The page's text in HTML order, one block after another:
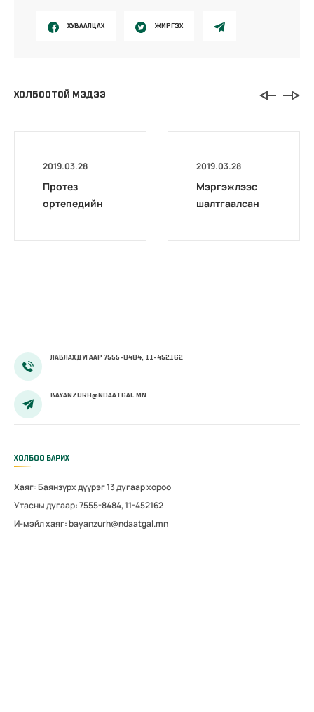
ХУВААЛЦАХ ЖИРГЭХ
ХОЛБООТОЙ МЭДЭЭ
2019.03.28
Протез
ортепедийн
2019.03.28
Мэргэжлээс
шалтгаалсан
ЛАВЛАХ ДУГААР 7555-8484, 11-452162
BAYANZURH@NDAATGAL.MN
ХОЛБОО БАРИХ
Хаяг: Баянзүрх дүүрэг 13 дугаар хороо
Утасны дугаар: 7555-8484, 11-452162
И-мэйл хаяг: bayanzurh@ndaatgal.mn